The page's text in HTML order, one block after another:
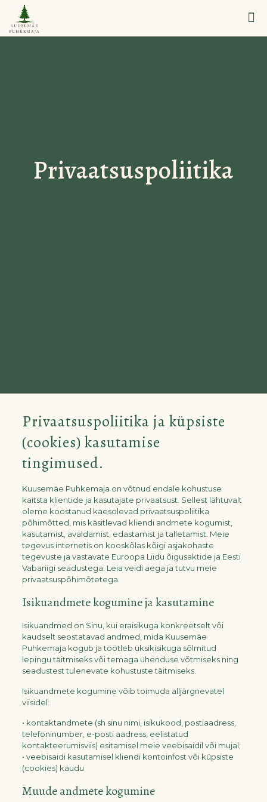
Privaatsuspoliitika
Privaatsuspoliitika ja küpsiste
(cookies) kasutamise
tingimused.
Kuusemäe Puhkemaja on võtnud endale kohustuse
kaitsta klientide ja kasutajate privaatsust. Sellest lähtuvalt
oleme koostanud käesolevad privaatsuspoliitika
põhimõtted, mis käsitlevad kliendi andmete kogumist,
kasutamist, avaldamist, edastamist ja talletamist. Meie
tegevus internetis on kooskõlas kõigi asjakohaste
tegevuste ja vastavate Euroopa Liidu õigusaktide ja Eesti
Vabariigi seadustega. Leia veidi aega ja tutvu meie
privaatsuspõhimõtetega.
Isikuandmete kogumine ja kasutamine
Isikuandmed on Sinu, kui eraisikuga konkreetselt või
kaudselt seostatavad andmed, mida Kuusemäe
Puhkemaja kogub ja töötleb üksikisikuga sõlmitud
lepingu täitmiseks või temaga ühenduse võtmiseks ning
seadustest tulenevate kohustuste täitmiseks.
Isikuandmete kogumine võib toimuda alljärgnevatel
viisidel:
• kontaktandmete (sh sinu nimi, isikukood, postiaadress,
telefoninumber, e-posti aadress, eelistatud
kontakteerumisviis) esitamisel meie veebisaidil või mujal;
• veebisaidi kasutamisel kliendi kontoinfost või küpsiste
(cookies) kaudu
Muude andmete kogumine